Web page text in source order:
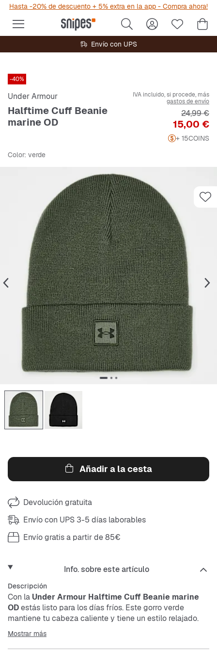
Hasta -20% de descuento + 5% extra en la app - Compra ahora!
Envío con UPS
-40%
Under Armour
Halftime Cuff Beanie
marine OD
IVA incluido, si procede, más
gastos de envío
Precio
15,00 €
Precio
24,99 €
+ 15COINS
Color: verde
Añadir a la cesta
Devolución gratuita
Envío con UPS 3-5 días laborables
Envío gratis a partir de 85€
Info. sobre este artículo
Descripción
Con la Under Armour Halftime Cuff Beanie marine
ODestás listo para los días fríos. Este gorro verde
mantiene tu cabeza caliente y tiene un estilo relajado.
Perfecto para días tranquilos al aire libre o como un
accesorio con estilo para tu outfit.
Mostrar más